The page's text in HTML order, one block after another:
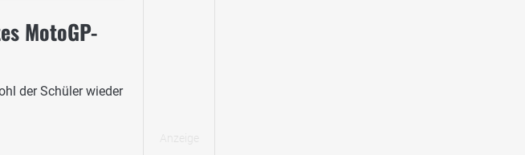
MotoGP-
der Schüler wieder